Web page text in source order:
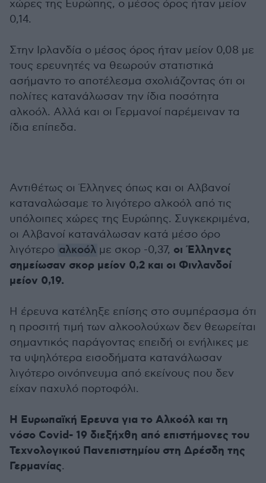
χώρες της Ευρώπης, ο μέσος όρος ήταν μείον
0,14.
Στην Ιρλανδία ο μέσος όρος ήταν μείον 0,08 με
τους ερευνητές να θεωρούν στατιστικά
ασήμαντο το αποτέλεσμα σχολιάζοντας ότι οι
πολίτες κατανάλωσαν την ίδια ποσότητα
αλκοόλ. Αλλά και οι Γερμανοί παρέμειναν τα
ίδια επίπεδα.
Αντιθέτως οι Έλληνες όπως και οι Αλβανοί
καταναλώσαμε το λιγότερο αλκοόλ από τις
υπόλοιπες χώρες της Ευρώπης. Συγκεκριμένα,
οι Αλβανοί κατανάλωσαν κατά μέσο όρο
λιγότερο αλκοόλ με σκορ -0,37, οι Έλληνες
σημείωσαν σκορ μείον 0,2 και οι Φινλανδοί
μείον 0,19.
Η έρευνα κατέληξε επίσης στο συμπέρασμα ότι
η προσιτή τιμή των αλκοολούχων δεν θεωρείται
σημαντικός παράγοντας επειδή οι ενήλικες με
τα υψηλότερα εισοδήματα κατανάλωσαν
λιγότερο οινόπνευμα από εκείνους που δεν
είχαν παχυλό πορτοφόλι.
Η Ευρωπαϊκή Ερευνα για το Αλκοόλ και τη
νόσο Covid- 19 διεξήχθη από επιστήμονες του
Τεχνολογικού Πανεπιστημίου στη Δρέσδη της
Γερμανίας.